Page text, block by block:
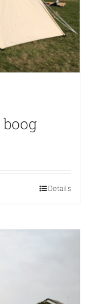
Details